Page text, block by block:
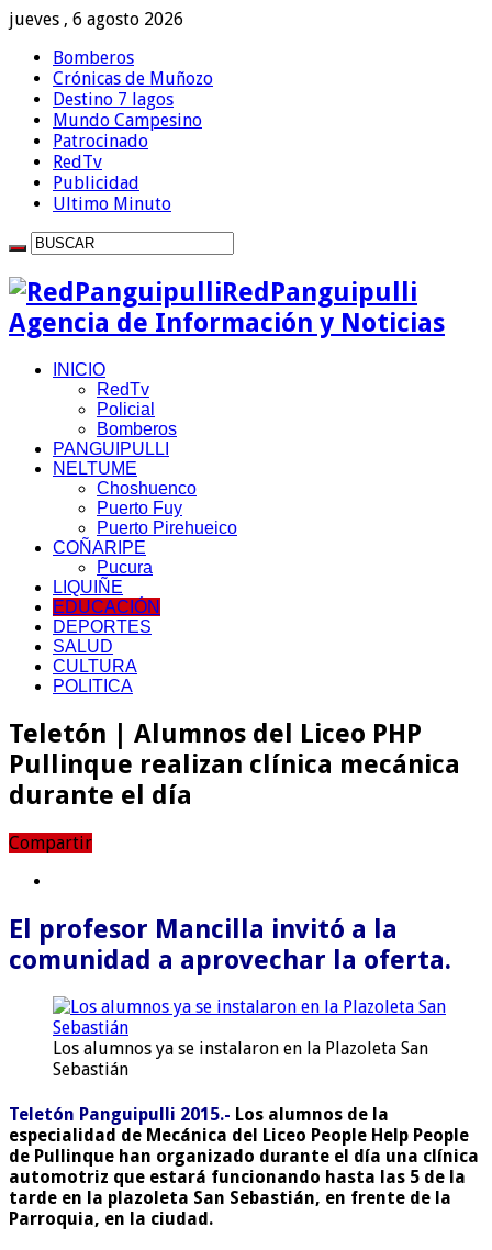
jueves , 6 agosto 2026
Bomberos
Crónicas de Muñozo
Destino 7 lagos
Mundo Campesino
Patrocinado
RedTv
Publicidad
Ultimo Minuto
RedPanguipulli
Agencia de Información y Noticias
INICIO
RedTv
Policial
Bomberos
PANGUIPULLI
NELTUME
Choshuenco
Puerto Fuy
Puerto Pirehueico
COÑARIPE
Pucura
LIQUIÑE
EDUCACIÓN
DEPORTES
SALUD
CULTURA
POLITICA
Teletón | Alumnos del Liceo PHP
Pullinque realizan clínica mecánica
durante el día
Compartir
El profesor Mancilla invitó a la
comunidad a aprovechar la oferta.
Los alumnos ya se instalaron en la Plazoleta San
Sebastián
Teletón Panguipulli 2015.- Los alumnos de la
especialidad de Mecánica del Liceo People Help People
de Pullinque han organizado durante el día una clínica
automotriz que estará funcionando hasta las 5 de la
tarde en la plazoleta San Sebastián, en frente de la
Parroquia, en la ciudad.